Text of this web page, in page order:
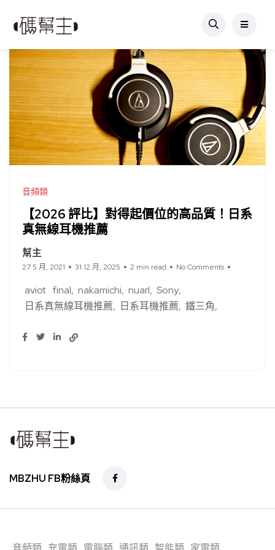
音頻類
【2026 評比】對得起價位的高品質！日系
真無線耳機推薦
幫主
27 5 月, 2021 31 12 月, 2025 2 min read No Comments
aviot final nakamichi nuarl Sony
日系真無線耳機推薦
日系耳機推薦 鐵三角
MBZHU FB粉絲頁